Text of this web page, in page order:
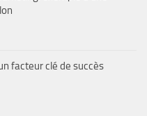
facteur clé de succès